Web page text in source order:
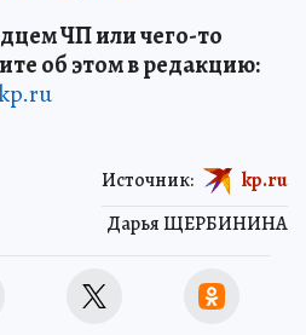
ЧП или чего-то
об этом в редакцию:
Дарья ЩЕРБИНИНА
Источник: kp.ru